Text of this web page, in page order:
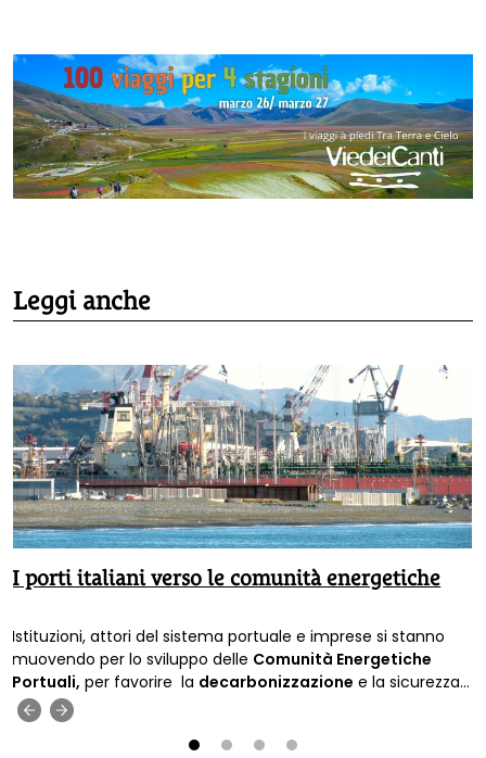
Leggi anche
I porti italiani verso le comunità energetiche
Istituzioni, attori del sistema portuale e imprese si stanno
muovendo per lo sviluppo delle Comunità Energetiche
Portuali, per favorire la decarbonizzazione e la sicurezza
energetica.